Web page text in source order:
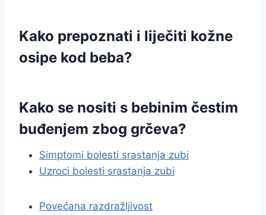
Kako prepoznati i liječiti kožne
osipe kod beba?
Kako se nositi s bebinim čestim
buđenjem zbog grčeva?
Simptomi bolesti srastanja zubi
Uzroci bolesti srastanja zubi
Povećana razdražljivost